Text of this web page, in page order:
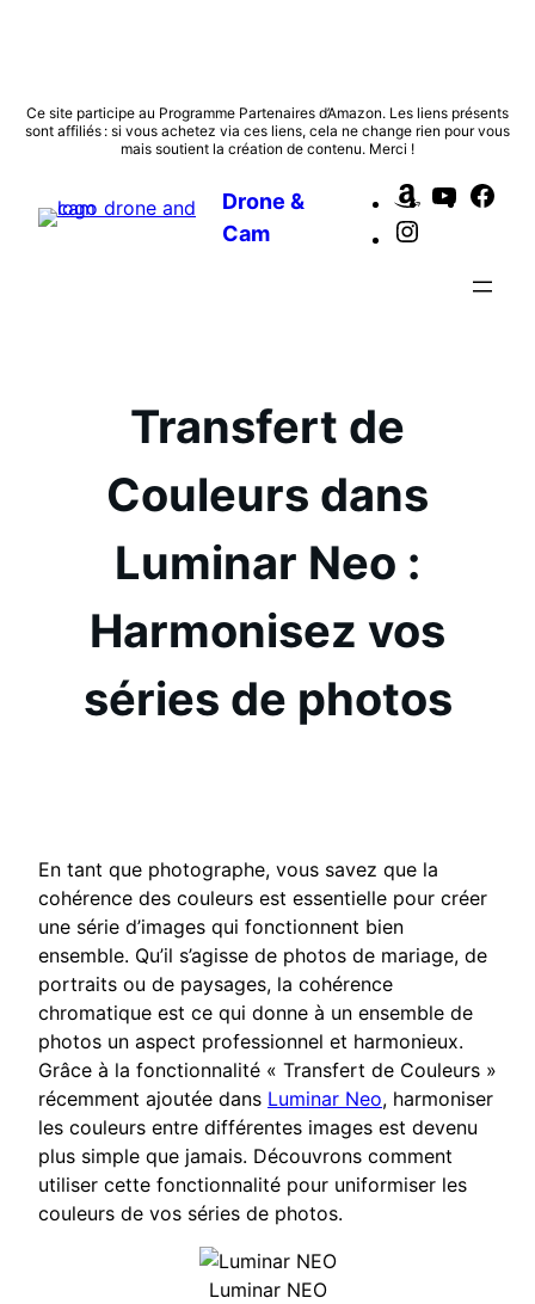
Aller
au
Ce site participe au Programme Partenaires d’Amazon. Les liens présents
sont affiliés : si vous achetez via ces liens, cela ne change rien pour vous
mais soutient la création de contenu. Merci !
Drone &
Cam
AmazonYouTube
Transfert de
Couleurs dans
Luminar Neo :
Harmonisez vos
séries de photos
En tant que photographe, vous savez que la
cohérence des couleurs est essentielle pour créer
une série d’images qui fonctionnent bien
ensemble. Qu’il s’agisse de photos de mariage, de
portraits ou de paysages, la cohérence
chromatique est ce qui donne à un ensemble de
photos un aspect professionnel et harmonieux.
Grâce à la fonctionnalité « Transfert de Couleurs »
récemment ajoutée dans Luminar Neo, harmoniser
les couleurs entre différentes images est devenu
plus simple que jamais. Découvrons comment
utiliser cette fonctionnalité pour uniformiser les
couleurs de vos séries de photos.
Luminar NEO